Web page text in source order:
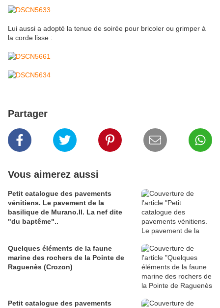
Lui aussi a adopté la tenue de soirée pour bricoler ou grimper à
la corde lisse :
Partager
Vous aimerez aussi
Petit catalogue des pavements
vénitiens. Le pavement de la
basilique de Murano.II. La nef dite
"du baptême"..
Quelques éléments de la faune
marine des rochers de la Pointe de
Raguenès (Crozon)
Petit catalogue des pavements